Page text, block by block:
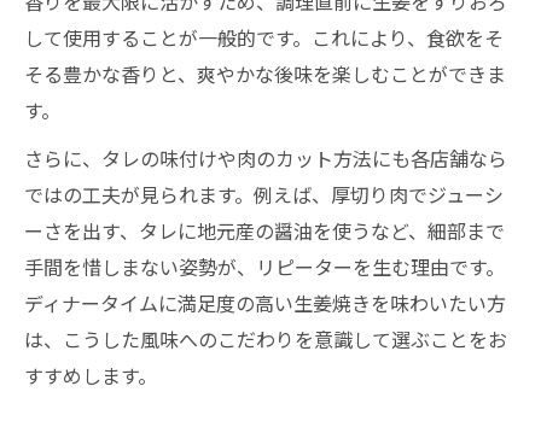
して使用することが一般的です。これにより、食欲をそ
そる豊かな香りと、爽やかな後味を楽しむことができま
す。
さらに、タレの味付けや肉のカット方法にも各店舗なら
ではの工夫が見られます。例えば、厚切り肉でジューシ
ーさを出す、タレに地元産の醤油を使うなど、細部まで
手間を惜しまない姿勢が、リピーターを生む理由です。
ディナータイムに満足度の高い生姜焼きを味わいたい方
は、こうした風味へのこだわりを意識して選ぶことをお
すすめします。